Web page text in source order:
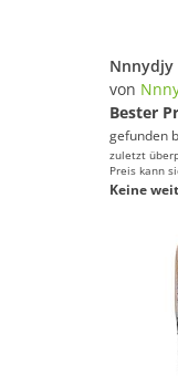
von
Bester
gefunden
zuletzt
Preis kann
Keine